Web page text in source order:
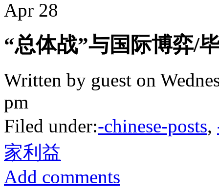
Apr 28
“总体战”与国际博弈/
Written by guest on
pm
Filed under:-chinese-posts,
家利益
Add comments